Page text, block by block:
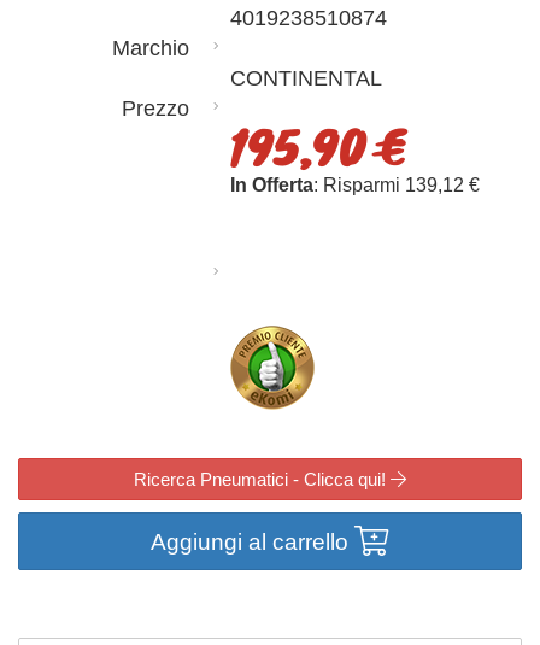
4019238510874
Marchio
CONTINENTAL
Prezzo
195,90 €
In Offerta: Risparmi 139,12 €
Ricerca Pneumatici - Clicca qui!
Aggiungi al carrello